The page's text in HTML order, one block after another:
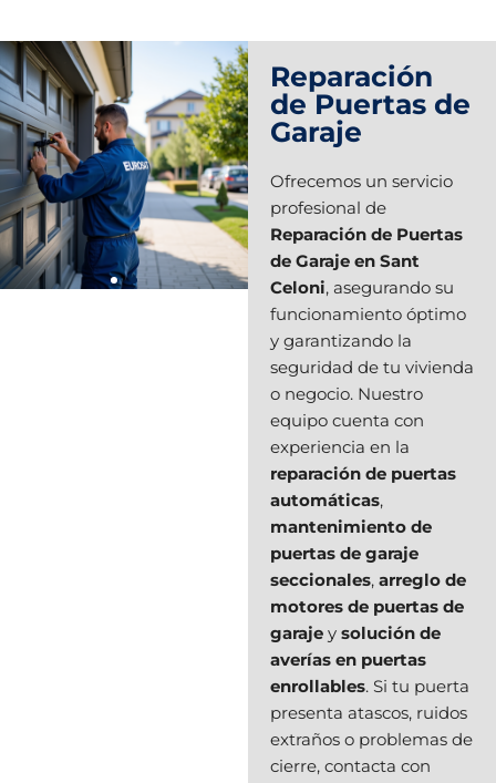
Reparación
de Puertas de
Garaje
Ofrecemos un servicio
profesional de
Reparación de Puertas
de Garaje en Sant
Celoni, asegurando su
funcionamiento óptimo
y garantizando la
seguridad de tu vivienda
o negocio. Nuestro
equipo cuenta con
experiencia en la
reparación de puertas
automáticas,
mantenimiento de
puertas de garaje
seccionales, arreglo de
motores de puertas de
garaje y solución de
averías en puertas
enrollables. Si tu puerta
presenta atascos, ruidos
extraños o problemas de
cierre, contacta con